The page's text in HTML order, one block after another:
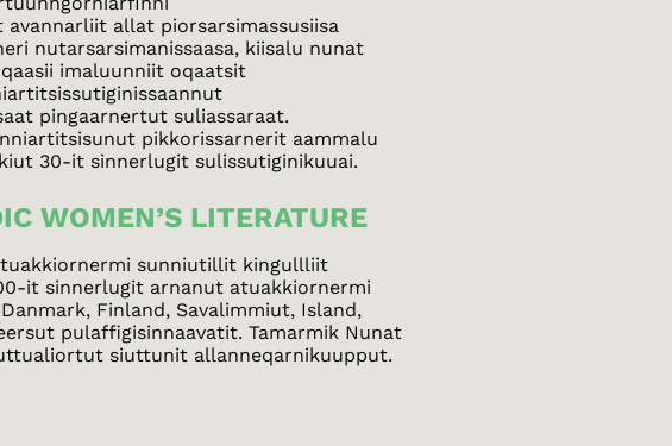
allat piorsarsimassusiisa
nutarsarsimanissaasa, kiisalu nunat
imaluunniit oqaatsit
pingaarnertut suliassaraat.
pikkorissarnerit aammalu
30-it sinnerlugit sulissutiginikuuai.
WOMEN’S LITERATURE
sunniutillit kingullliit
it sinnerlugit arnanut atuakkiornermi
Finland, Savalimmiut, Island,
pulaffigisinnaavatit. Tamarmik Nunat
siuttunit allanneqarnikuupput.